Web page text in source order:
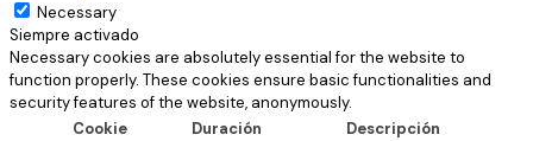
Necessary
Siempre activado
Necessary cookies are absolutely essential for the website to
function properly. These cookies ensure basic functionalities and
security features of the website, anonymously.
Cookie
Duración Descripción